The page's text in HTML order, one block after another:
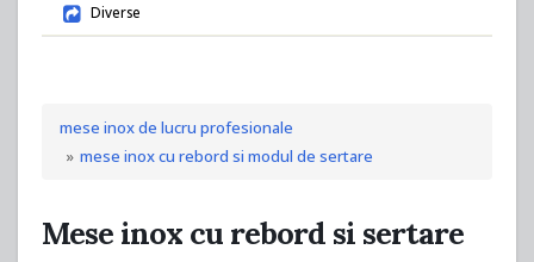
Diverse
mese inox de lucru profesionale
mese inox cu rebord si modul de sertare
Mese inox cu rebord si sertare